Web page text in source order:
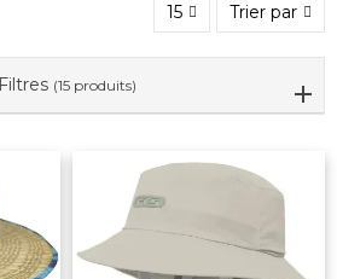
15 Trier par
Filtres (15 produits)